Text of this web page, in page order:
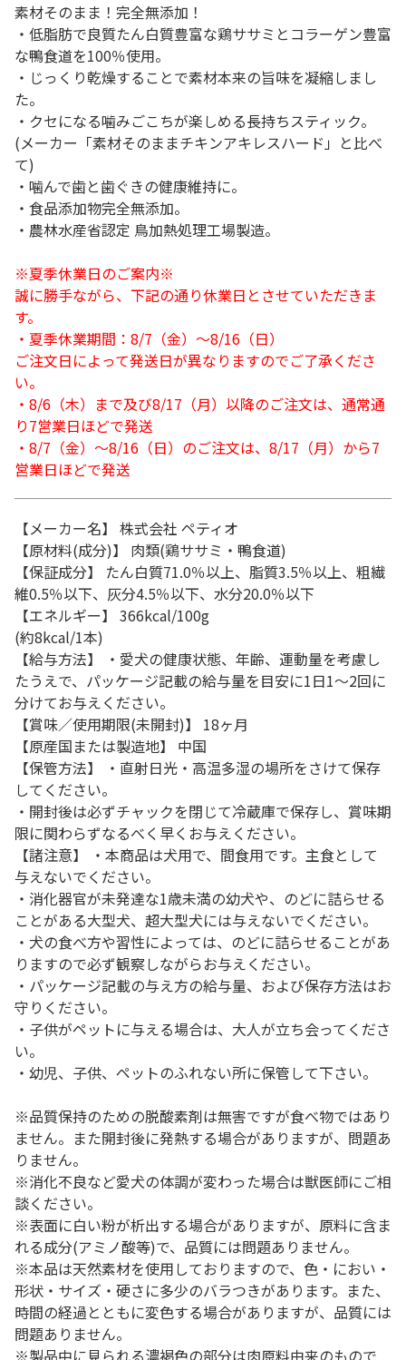
素材そのまま！完全無添加！
・低脂肪で良質たん白質豊富な鶏ササミとコラーゲン豊富
な鴨食道を100％使用。
・じっくり乾燥することで素材本来の旨味を凝縮しまし
た。
・クセになる噛みごこちが楽しめる長持ちスティック。
(メーカー「素材そのままチキンアキレスハード」と比べ
て)
・噛んで歯と歯ぐきの健康維持に。
・食品添加物完全無添加。
・農林水産省認定 鳥加熱処理工場製造。
※夏季休業日のご案内※
誠に勝手ながら、下記の通り休業日とさせていただきま
す。
・夏季休業期間：8/7（金）～8/16（日）
ご注文日によって発送日が異なりますのでご了承くださ
い。
・8/6（木）まで及び8/17（月）以降のご注文は、通常通
り7営業日ほどで発送
・8/7（金）～8/16（日）のご注文は、8/17（月）から7
営業日ほどで発送
【メーカー名】 株式会社 ペティオ
【原材料(成分)】 肉類(鶏ササミ・鴨食道)
【保証成分】 たん白質71.0％以上、脂質3.5％以上、粗繊
維0.5％以下、灰分4.5％以下、水分20.0％以下
【エネルギー】 366kcal/100g
(約8kcal/1本)
【給与方法】 ・愛犬の健康状態、年齢、運動量を考慮し
たうえで、パッケージ記載の給与量を目安に1日1～2回に
分けてお与えください。
【賞味／使用期限(未開封)】 18ヶ月
【原産国または製造地】 中国
【保管方法】 ・直射日光・高温多湿の場所をさけて保存
してください。
・開封後は必ずチャックを閉じて冷蔵庫で保存し、賞味期
限に関わらずなるべく早くお与えください。
【諸注意】 ・本商品は犬用で、間食用です。主食として
与えないでください。
・消化器官が未発達な1歳未満の幼犬や、のどに詰らせる
ことがある大型犬、超大型犬には与えないでください。
・犬の食べ方や習性によっては、のどに詰らせることがあ
りますので必ず観察しながらお与えください。
・パッケージ記載の与え方の給与量、および保存方法はお
守りください。
・子供がペットに与える場合は、大人が立ち会ってくださ
い。
・幼児、子供、ペットのふれない所に保管して下さい。
※品質保持のための脱酸素剤は無害ですが食べ物ではあり
ません。また開封後に発熱する場合がありますが、問題あ
りません。
※消化不良など愛犬の体調が変わった場合は獣医師にご相
談ください。
※表面に白い粉が析出する場合がありますが、原料に含ま
れる成分(アミノ酸等)で、品質には問題ありません。
※本品は天然素材を使用しておりますので、色・におい・
形状・サイズ・硬さに多少のバラつきがあります。また、
時間の経過とともに変色する場合がありますが、品質には
問題ありません。
※製品中に見られる濃褐色の部分は肉原料由来のもので